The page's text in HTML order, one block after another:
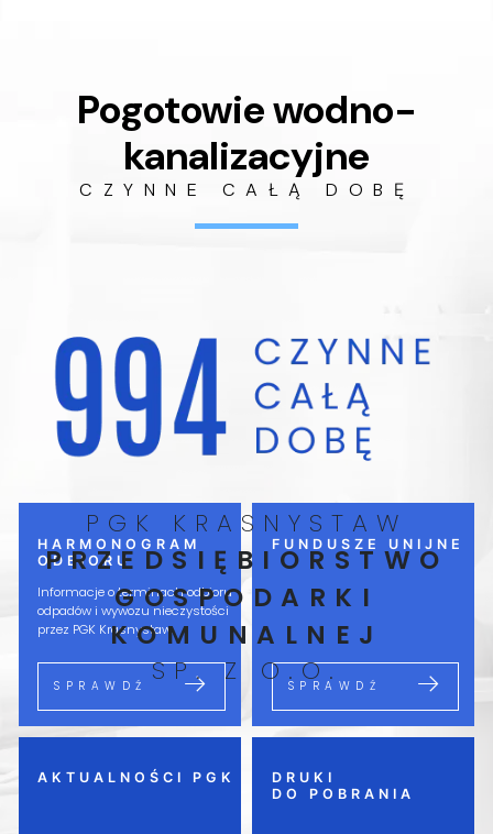
PGK KRASNYSTAW
PRZEDSIĘBIORSTWO
GOSPODARKI
KOMUNALNEJ
SP. Z O.O.
Pogotowie wodno-
kanalizacyjne
CZYNNE CAŁĄ DOBĘ
HARMONOGRAM
ODBIORU
Informacje o terminach odbioru
odpadów i wywozu nieczystości
przez PGK Krasnystaw.
SPRAWDŹ
FUNDUSZE UNIJNE
SPRAWDŹ
AKTUALNOŚCI PGK
DRUKI
DO POBRANIA